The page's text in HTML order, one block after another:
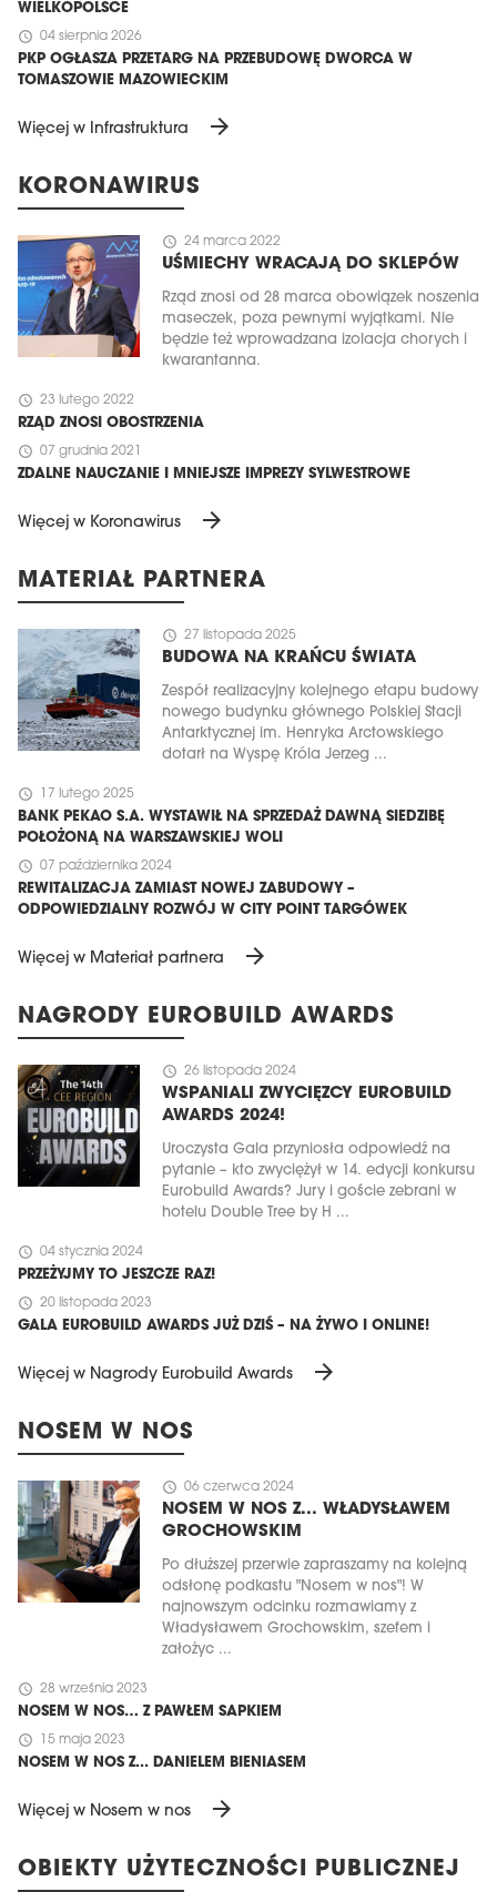
WIELKOPOLSCE
schedule 04 sierpnia 2026
PKP OGŁASZA PRZETARG NA PRZEBUDOWĘ DWORCA W
TOMASZOWIE MAZOWIECKIM
Więcej w Infrastruktura arrow_forward
KORONAWIRUS
schedule 24 marca 2022
UŚMIECHY WRACAJĄ DO SKLEPÓW
Rząd znosi od 28 marca obowiązek noszenia
maseczek, poza pewnymi wyjątkami. Nie
będzie też wprowadzana izolacja chorych i
kwarantanna.
schedule 23 lutego 2022
RZĄD ZNOSI OBOSTRZENIA
schedule 07 grudnia 2021
ZDALNE NAUCZANIE I MNIEJSZE IMPREZY SYLWESTROWE
Więcej w Koronawirus arrow_forward
MATERIAŁ PARTNERA
schedule 27 listopada 2025
BUDOWA NA KRAŃCU ŚWIATA
Zespół realizacyjny kolejnego etapu budowy
nowego budynku głównego Polskiej Stacji
Antarktycznej im. Henryka Arctowskiego
dotarł na Wyspę Króla Jerzeg ...
schedule 17 lutego 2025
BANK PEKAO S.A. WYSTAWIŁ NA SPRZEDAŻ DAWNĄ SIEDZIBĘ
POŁOŻONĄ NA WARSZAWSKIEJ WOLI
schedule 07 października 2024
REWITALIZACJA ZAMIAST NOWEJ ZABUDOWY –
ODPOWIEDZIALNY ROZWÓJ W CITY POINT TARGÓWEK
Więcej w Materiał partnera arrow_forward
NAGRODY EUROBUILD AWARDS
schedule 26 listopada 2024
WSPANIALI ZWYCIĘZCY EUROBUILD
AWARDS 2024!
Uroczysta Gala przyniosła odpowiedź na
pytanie – kto zwyciężył w 14. edycji konkursu
Eurobuild Awards? Jury i goście zebrani w
hotelu Double Tree by H ...
schedule 04 stycznia 2024
PRZEŻYJMY TO JESZCZE RAZ!
schedule 20 listopada 2023
GALA EUROBUILD AWARDS JUŻ DZIŚ – NA ŻYWO I ONLINE!
Więcej w Nagrody Eurobuild Awards arrow_forward
NOSEM W NOS
schedule 06 czerwca 2024
NOSEM W NOS Z... WŁADYSŁAWEM
GROCHOWSKIM
Po dłuższej przerwie zapraszamy na kolejną
odsłonę podkastu "Nosem w nos"! W
najnowszym odcinku rozmawiamy z
Władysławem Grochowskim, szefem i
założyc ...
schedule 28 września 2023
NOSEM W NOS… Z PAWŁEM SAPKIEM
schedule 15 maja 2023
NOSEM W NOS Z... DANIELEM BIENIASEM
Więcej w Nosem w nos arrow_forward
OBIEKTY UŻYTECZNOŚCI PUBLICZNEJ